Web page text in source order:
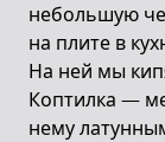
небольшую
на плите в
На ней мы
Коптилка —
нему